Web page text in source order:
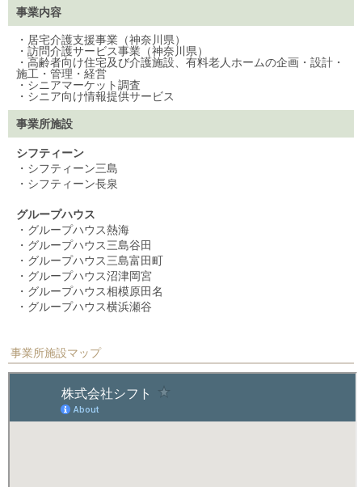
事業内容
・居宅介護支援事業（神奈川県）
・訪問介護サービス事業（神奈川県）
・高齢者向け住宅及び介護施設、有料老人ホームの企画・設計・
施工・管理・経営
・シニアマーケット調査
・シニア向け情報提供サービス
事業所施設
シフティーン
・シフティーン三島
・シフティーン長泉
グループハウス
・グループハウス熱海
・グループハウス三島谷田
・グループハウス三島富田町
・グループハウス沼津岡宮
・グループハウス相模原田名
・グループハウス横浜瀬谷
事業所施設マップ